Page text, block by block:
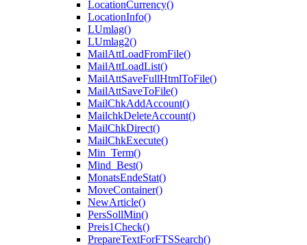
LocationCurrency()
LocationInfo()
LUmlag()
LUmlag2()
MailAttLoadFromFile()
MailAttLoadList()
MailAttSaveFullHtmlToFile()
MailAttSaveToFile()
MailChkAddAccount()
MailchkDeleteAccount()
MailChkDirect()
MailChkExecute()
Min_Term()
Mind_Best()
MonatsEndeStat()
MoveContainer()
NewArticle()
PersSollMin()
Preis1Check()
PrepareTextForFTSSearch()